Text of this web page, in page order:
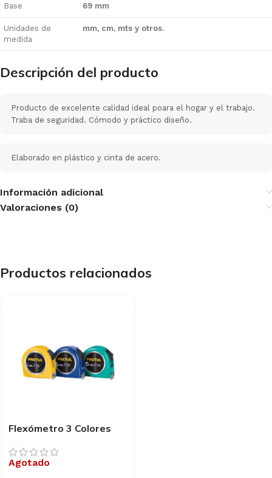
Base 69 mm
Unidades de
medida
mm, cm, mts y otros.
Descripción del producto
Producto de excelente calidad ideal poara el hogar y el trabajo.
Traba de seguridad. Cómodo y práctico diseño.
Elaborado en plástico y cinta de acero.
Información adicional
Valoraciones (0)
Productos relacionados
Flexómetro 3 Colores
21608
Agotado